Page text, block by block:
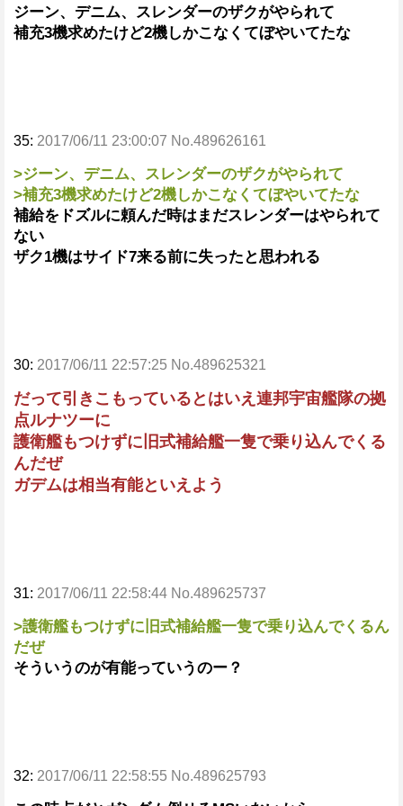
ジーン、デニム、スレンダーのザクがやられて
補充3機求めたけど2機しかこなくてぼやいてたな
35: 2017/06/11 23:00:07 No.489626161
>ジーン、デニム、スレンダーのザクがやられて
>補充3機求めたけど2機しかこなくてぼやいてたな
補給をドズルに頼んだ時はまだスレンダーはやられて
ない
ザク1機はサイド7来る前に失ったと思われる
30: 2017/06/11 22:57:25 No.489625321
だって引きこもっているとはいえ連邦宇宙艦隊の拠
点ルナツーに
護衛艦もつけずに旧式補給艦一隻で乗り込んでくる
んだぜ
ガデムは相当有能といえよう
31: 2017/06/11 22:58:44 No.489625737
>護衛艦もつけずに旧式補給艦一隻で乗り込んでくるん
だぜ
そういうのが有能っていうのー？
32: 2017/06/11 22:58:55 No.489625793